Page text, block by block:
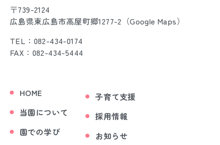
〒739-2124
広島県東広島市高屋町郷1277-2（Google Maps）
TEL：082-434-0174
FAX：082-434-5444
HOME
当園について
園での学び
子育て支援
採用情報
お知らせ